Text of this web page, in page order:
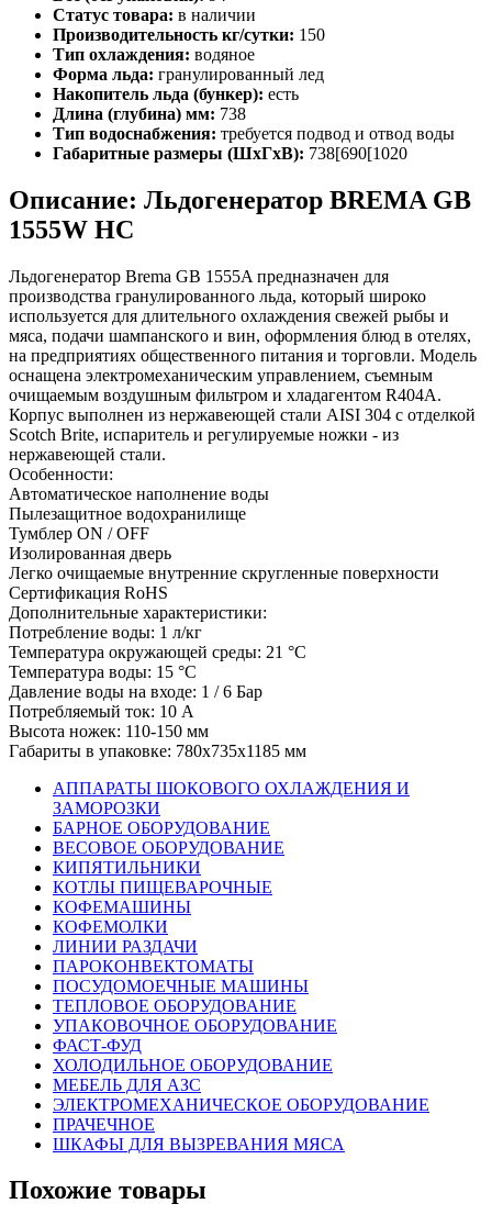
Статус товара: в наличии
Производительность кг/сутки: 150
Тип охлаждения: водяное
Форма льда: гранулированный лед
Накопитель льда (бункер): есть
Длина (глубина) мм: 738
Тип водоснабжения: требуется подвод и отвод воды
Габаритные размеры (ШхГхВ): 738[690[1020
Описание: Льдогенератор BREMA GВ
1555W HC
Льдогенератор Brema GВ 1555A предназначен для
производства гранулированного льда, который широко
используется для длительного охлаждения свежей рыбы и
мяса, подачи шампанского и вин, оформления блюд в отелях,
на предприятиях общественного питания и торговли. Модель
оснащена электромеханическим управлением, съемным
очищаемым воздушным фильтром и хладагентом R404A.
Корпус выполнен из нержавеющей стали AISI 304 с отделкой
Scotch Brite, испаритель и регулируемые ножки - из
нержавеющей стали.
Особенности:
Автоматическое наполнение воды
Пылезащитное водохранилище
Тумблер ON / OFF
Изолированная дверь
Легко очищаемые внутренние скругленные поверхности
Сертификация RoHS
Дополнительные характеристики:
Потребление воды: 1 л/кг
Температура окружающей среды: 21 °C
Температура воды: 15 °C
Давление воды на входе: 1 / 6 Бар
Потребляемый ток: 10 А
Высота ножек: 110-150 мм
Габариты в упаковке: 780х735х1185 мм
АППАРАТЫ ШОКОВОГО ОХЛАЖДЕНИЯ И
ЗАМОРОЗКИ
БАРНОЕ ОБОРУДОВАНИЕ
ВЕСОВОЕ ОБОРУДОВАНИЕ
КИПЯТИЛЬНИКИ
КОТЛЫ ПИЩЕВАРОЧНЫЕ
КОФЕМАШИНЫ
КОФЕМОЛКИ
ЛИНИИ РАЗДАЧИ
ПАРОКОНВЕКТОМАТЫ
ПОСУДОМОЕЧНЫЕ МАШИНЫ
ТЕПЛОВОЕ ОБОРУДОВАНИЕ
УПАКОВОЧНОЕ ОБОРУДОВАНИЕ
ФАСТ-ФУД
ХОЛОДИЛЬНОЕ ОБОРУДОВАНИЕ
МЕБЕЛЬ ДЛЯ АЗС
ЭЛЕКТРОМЕХАНИЧЕСКОЕ ОБОРУДОВАНИЕ
ПРАЧЕЧНОЕ
ШКАФЫ ДЛЯ ВЫЗРЕВАНИЯ МЯСА
Похожие товары